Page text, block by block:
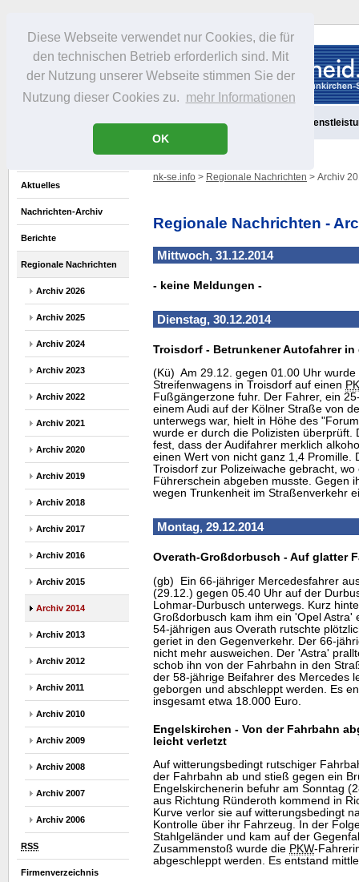
Diese Webseite verwendet nur Cookies, die für
den technischen Betrieb erforderlich sind. Mit
der Nutzung unserer Webseite stimmen Sie der
Nutzung dieser Cookies zu. mehr Informationen
OK
Portrait Freizeit Gastronomie
Aktuelles
Nachrichten-Archiv
Berichte
Regionale Nachrichten
Archiv 2026
Archiv 2025
Archiv 2024
Archiv 2023
Archiv 2022
Archiv 2021
Archiv 2020
Archiv 2019
Archiv 2018
Archiv 2017
Archiv 2016
Archiv 2015
Archiv 2014
Archiv 2013
Archiv 2012
Archiv 2011
Archiv 2010
Archiv 2009
Archiv 2008
Archiv 2007
Archiv 2006
RSS
Firmenverzeichnis
nk-se.info > Regionale Nachrichten > Archiv
Regionale Nachrichten -
Mittwoch, 31.12.2014
- keine Meldungen -
Dienstag, 30.12.2014
Troisdorf - Betrunkener Autofahrer in
(Kü) Am 29.12. gegen 01.00 Uhr wurde
Streifenwagens in Troisdorf auf einen
Fußgängerzone fuhr. Der Fahrer, ein
einem Audi auf der Kölner Straße von
unterwegs war, hielt in Höhe des
wurde er durch die Polizisten überprüft.
fest, dass der Audifahrer merklich
einen Wert von nicht ganz 1,4 Promille.
Troisdorf zur Polizeiwache gebracht,
Führerschein abgeben musste. Gegen
wegen Trunkenheit im Straßenverkehr
Montag, 29.12.2014
Overath-Großdorbusch - Auf glatter
(gb) Ein 66-jähriger Mercedesfahrer
(29.12.) gegen 05.40 Uhr auf der
Lohmar-Durbusch unterwegs. Kurz
Großdorbusch kam ihm ein 'Opel Astra'
54-jährigen aus Overath rutschte
geriet in den Gegenverkehr. Der 66-
nicht mehr ausweichen. Der 'Astra'
schob ihn von der Fahrbahn in den
der 58-jährige Beifahrer des Mercedes
geborgen und abschleppt werden. Es
insgesamt etwa 18.000 Euro.
Engelskirchen - Von der Fahrbahn
leicht verletzt
Auf witterungsbedingt rutschiger
der Fahrbahn ab und stieß gegen ein
Engelskirchenerin befuhr am Sonntag
aus Richtung Ründeroth kommend in
Kurve verlor sie auf witterungsbedingt
Kontrolle über ihr Fahrzeug. In der
Stahlgeländer und kam auf der
Zusammenstoß wurde die PKW-
abgeschleppt werden. Es entstand